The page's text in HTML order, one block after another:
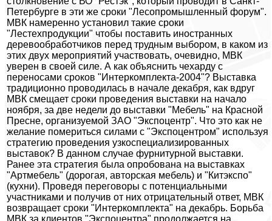
Петербурге в эти же сроки "Лесопромышленный форум".
МВК намеренно установил такие сроки
"Лестехпродукции" чтобы поставить иностранных
деревообработчиков перед трудным выбором, в каком из
этих двух мероприятий участвовать, очевидно, МВК
уверен в своей силе. А как объяснить чехарду с
переносами сроков "Интеркомплекта-2004"? Выставка
традиционно проводилась в начале декабря, как вдруг
МВК смещает сроки проведения выставки на начало
ноября, за две недели до выставки "Мебель" на Красной
Пресне, организуемой ЗАО "Экспоцентр". Что это как не
желание помериться силами с "Экспоцентром" используя
стратегию проведения узкоспециализированных
выставок? В данном случае фурнитурной выставки.
Ранее эта стратегия была опробована на выставках
"Артмебель" (дорогая, авторская мебель) и "Китэкспо"
(кухни). Проведя переговоры с потенциальными
участниками и получив от них отрицательный ответ, МВК
возвращает сроки "Интеркомплекта" на декабрь. Борьба
МВК за клиентов "Экспоцентра" продолжается на